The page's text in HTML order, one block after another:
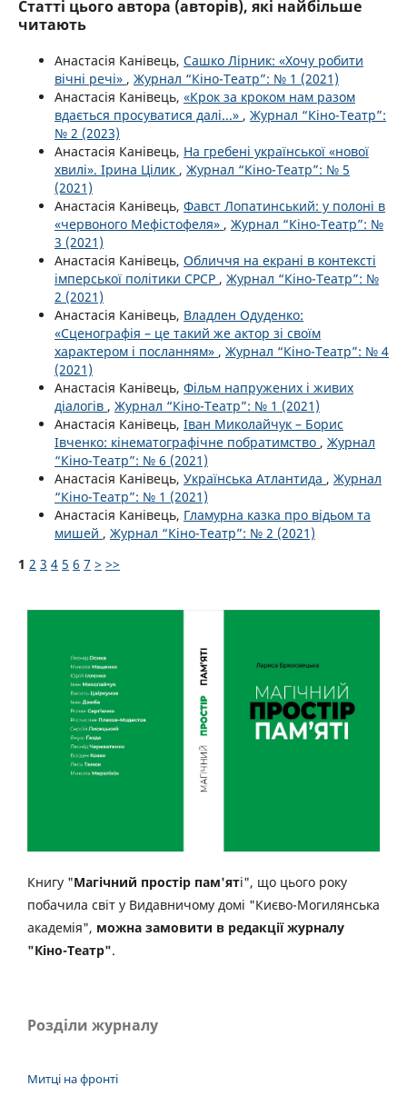
Статті цього автора (авторів), які найбільше
читають
Анастасія Канівець, Сашко Лірник: «Хочу робити
вічні речі» , Журнал “Кіно-Театр”: № 1 (2021)
Анастасія Канівець, «Крок за кроком нам разом
вдається просуватися далі...» , Журнал “Кіно-Театр”:
№ 2 (2023)
Анастасія Канівець, На гребені української «нової
хвилі». Ірина Цілик , Журнал “Кіно-Театр”: № 5
(2021)
Анастасія Канівець, Фавст Лопатинський: у полоні в
«червоного Мефістофеля» , Журнал “Кіно-Театр”: №
3 (2021)
Анастасія Канівець, Обличчя на екрані в контексті
імперської політики СРСР , Журнал “Кіно-Театр”: №
2 (2021)
Анастасія Канівець, Владлен Одуденко:
«Сценографія – це такий же актор зі своїм
характером і посланням» , Журнал “Кіно-Театр”: № 4
(2021)
Анастасія Канівець, Фільм напружених і живих
діалогів , Журнал “Кіно-Театр”: № 1 (2021)
Анастасія Канівець, Іван Миколайчук – Борис
Івченко: кінематографічне побратимство , Журнал
“Кіно-Театр”: № 6 (2021)
Анастасія Канівець, Українська Атлантида , Журнал
“Кіно-Театр”: № 1 (2021)
Анастасія Канівець, Гламурна казка про відьом та
мишей , Журнал “Кіно-Театр”: № 2 (2021)
1 2 3 4 5 6 7 > >>
Книгу "Магічний простір пам'яті", що цього року
побачила світ у Видавничому домі "Києво-Могилянська
академія", можна замовити в редакції журналу
"Кіно-Театр".
Розділи журналу
Митці на фронті